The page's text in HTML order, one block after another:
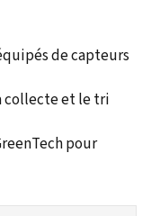
de capteurs
collecte et le tri
pour